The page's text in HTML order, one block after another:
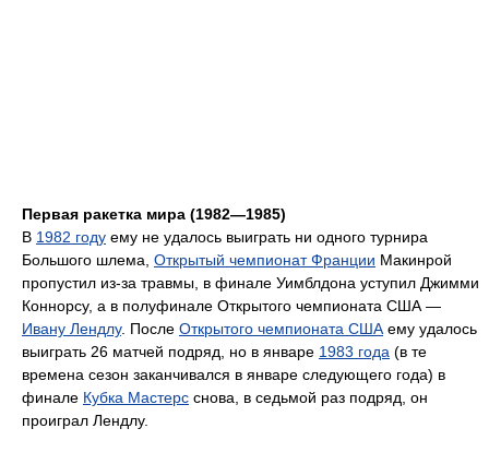
Первая ракетка мира (1982—1985)
В 1982 году ему не удалось выиграть ни одного турнира
Большого шлема, Открытый чемпионат Франции Макинрой
пропустил из-за травмы, в финале Уимблдона уступил Джимми
Коннорсу, а в полуфинале Открытого чемпионата США —
Ивану Лендлу. После Открытого чемпионата США ему удалось
выиграть 26 матчей подряд, но в январе 1983 года (в те
времена сезон заканчивался в январе следующего года) в
финале Кубка Мастерс снова, в седьмой раз подряд, он
проиграл Лендлу.